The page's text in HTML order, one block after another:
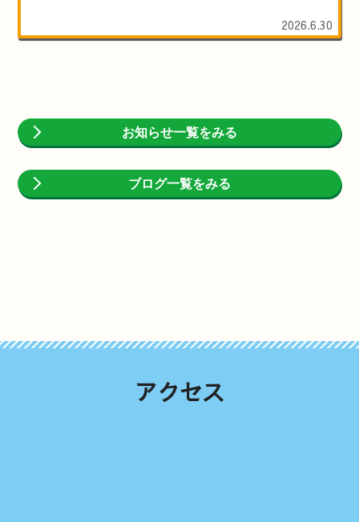
2026.6.30
お知らせ一覧をみる
ブログ一覧をみる
アクセス